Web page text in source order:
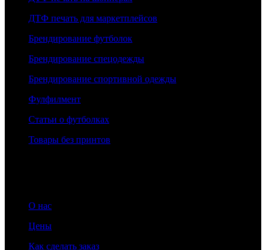
ДТФ печать для маркетплейсов
Брендирование футболок
Брендирование спецодежды
Брендирование спортивной одежды
Фулфилмент
Статьи о футболках
Товары без принтов
О нас
Цены
Как сделать заказ